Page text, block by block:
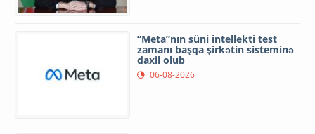
“Meta”nın süni intellekti test
zamanı başqa şirkətin sisteminə
daxil olub
06-08-2026